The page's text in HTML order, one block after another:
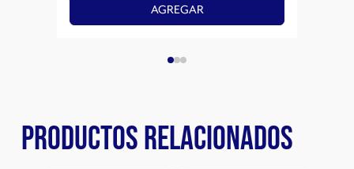
AGREGAR
PRODUCTOS RELACIONADOS